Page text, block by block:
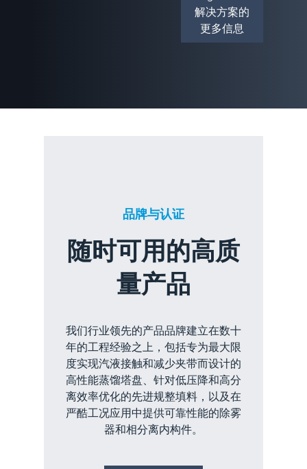
解决方案的
更多信息
品牌与认证
随时可用的高质
量产品
我们行业领先的产品品牌建立在数十
年的工程经验之上，包括专为最大限
度实现汽液接触和减少夹带而设计的
高性能蒸馏塔盘、针对低压降和高分
离效率优化的先进规整填料，以及在
严酷工况应用中提供可靠性能的除雾
器和相分离内构件。